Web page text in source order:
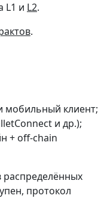
L1 и L2.
.
мобильный клиент;
и др.);
+ off-chain
протокол